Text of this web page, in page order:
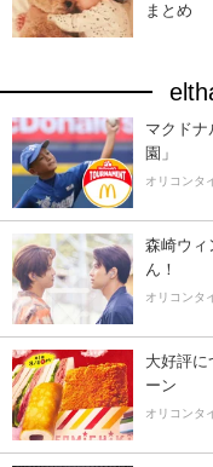
まとめ
マクド
園」
オリコンタ
森崎ウィ
ん！
オリコンタ
大好評
ーン
オリコンタ